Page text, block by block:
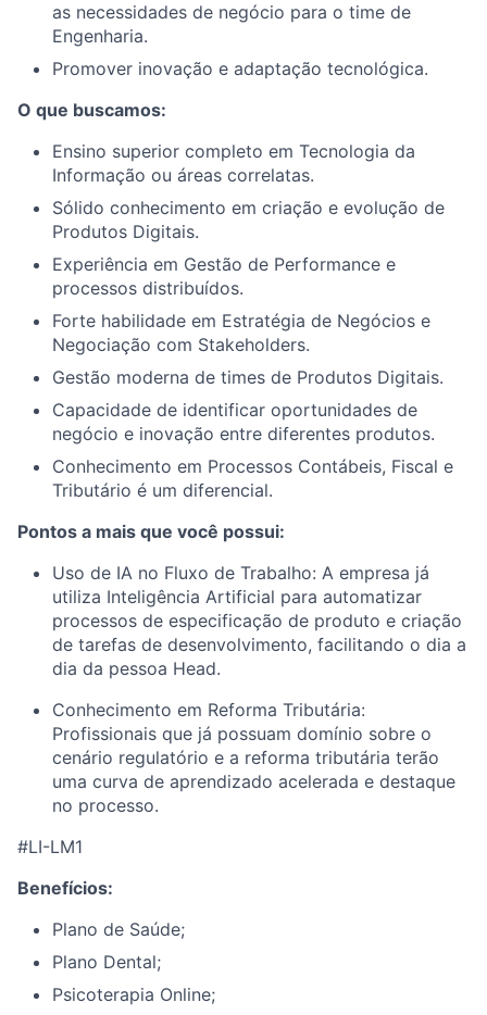
as necessidades de negócio para o time de
Engenharia.
Promover inovação e adaptação tecnológica.
O que buscamos:
Ensino superior completo em Tecnologia da
Informação ou áreas correlatas.
Sólido conhecimento em criação e evolução de
Produtos Digitais.
Experiência em Gestão de Performance e
processos distribuídos.
Forte habilidade em Estratégia de Negócios e
Negociação com Stakeholders.
Gestão moderna de times de Produtos Digitais.
Capacidade de identificar oportunidades de
negócio e inovação entre diferentes produtos.
Conhecimento em Processos Contábeis, Fiscal e
Tributário é um diferencial.
Pontos a mais que você possui:
Uso de IA no Fluxo de Trabalho: A empresa já
utiliza Inteligência Artificial para automatizar
processos de especificação de produto e criação
de tarefas de desenvolvimento, facilitando o dia a
dia da pessoa Head.
Conhecimento em Reforma Tributária:
Profissionais que já possuam domínio sobre o
cenário regulatório e a reforma tributária terão
uma curva de aprendizado acelerada e destaque
no processo.
#LI-LM1
Benefícios:
Plano de Saúde;
Plano Dental;
Psicoterapia Online;